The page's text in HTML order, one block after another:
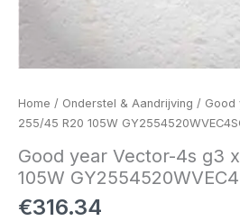
Home / Onderstel & Aandrijving / Good
255/45 R20 105W
Good year Vector-4s g3
105W
€316.34